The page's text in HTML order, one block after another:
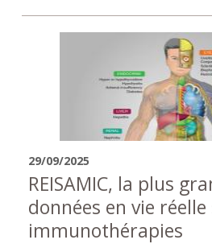
29/09/2025
REISAMIC, la plus
données en vie
immunothérapies